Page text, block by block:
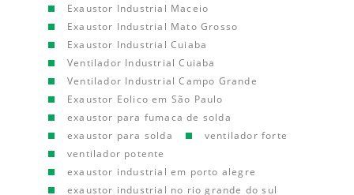
Exaustor Industrial Maceio
Exaustor Industrial Mato Grosso
Exaustor Industrial Cuiaba
Ventilador Industrial Cuiaba
Ventilador Industrial Campo Grande
Exaustor Eolico em São Paulo
exaustor para fumaca de solda
exaustor para solda
ventilador forte
ventilador potente
exaustor industrial em porto alegre
exaustor industrial no rio grande do sul